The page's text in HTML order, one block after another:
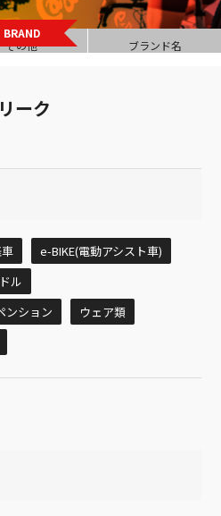
BRAND
その他 ブランド名
ーク
e-BIKE(電動アシスト車)
ル
ンション
ウェア類